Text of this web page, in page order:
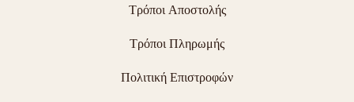
Τρόποι Αποστολής
Τρόποι Πληρωμής
Πολιτική Επιστροφών